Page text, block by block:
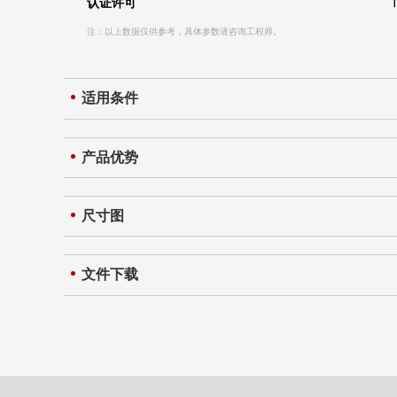
注：以上数据仅供参考，具体参数请咨询工程师。
适用条件
产品优势
尺寸图
文件下载